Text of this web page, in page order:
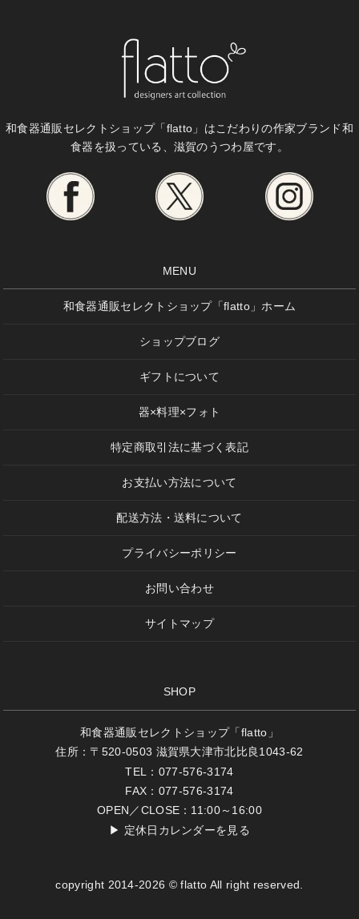
和食器通販セレクトショップ「flatto」はこだわりの作家ブランド和
食器を扱っている、滋賀のうつわ屋です。
MENU
和食器通販セレクトショップ「flatto」ホーム
ショップブログ
ギフトについて
器×料理×フォト
特定商取引法に基づく表記
お支払い方法について
配送方法・送料について
プライバシーポリシー
お問い合わせ
サイトマップ
SHOP
和食器通販セレクトショップ「flatto」
住所：〒520-0503 滋賀県大津市北比良1043-62
TEL：077-576-3174
FAX：077-576-3174
OPEN／CLOSE：11:00～16:00
▶ 定休日カレンダーを見る
copyright 2014-2026 © flatto All right reserved.